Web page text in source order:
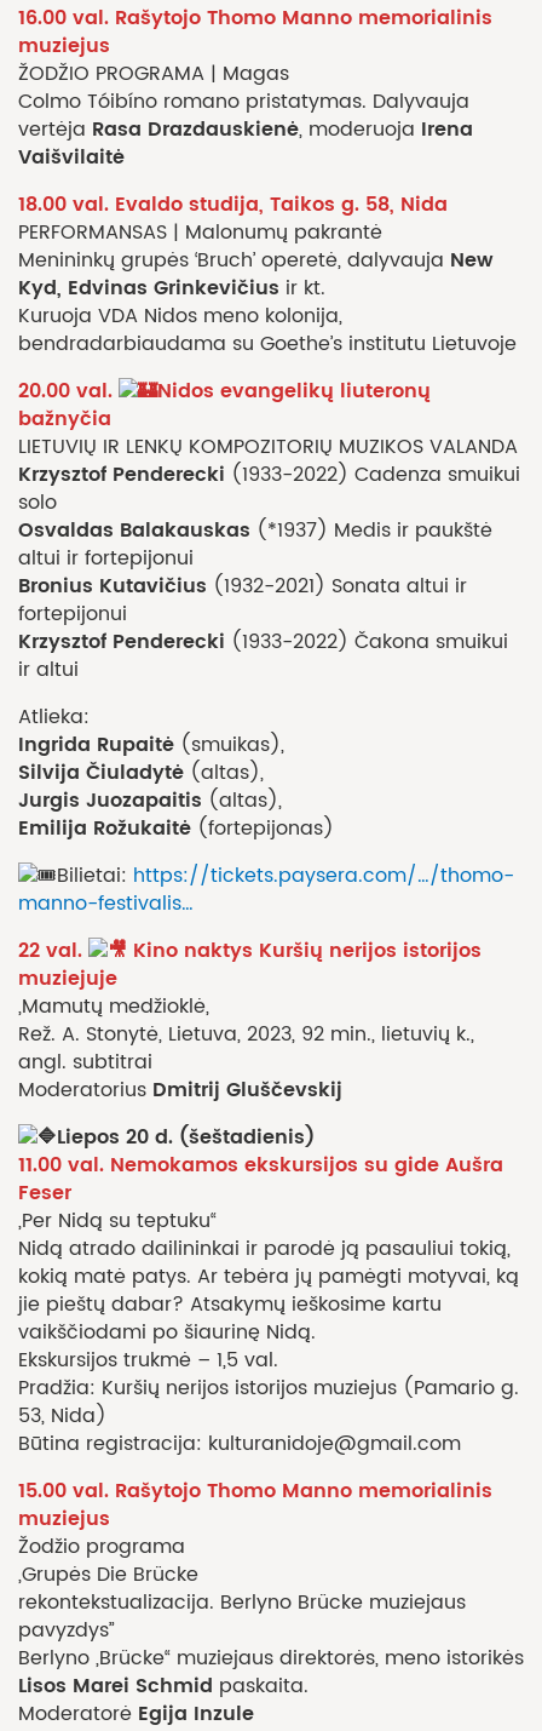
16.00 val. Rašytojo Thomo Manno memorialinis
muziejus
ŽODŽIO PROGRAMA | Magas
Colmo Tóibíno romano pristatymas. Dalyvauja
vertėja Rasa Drazdauskienė, moderuoja Irena
Vaišvilaitė
18.00 val. Evaldo studija, Taikos g. 58, Nida
PERFORMANSAS | Malonumų pakrantė
Menininkų grupės ‘Bruch’ operetė, dalyvauja New
Kyd, Edvinas Grinkevičius ir kt.
Kuruoja VDA Nidos meno kolonija,
bendradarbiaudama su Goethe’s institutu Lietuvoje
20.00 val.
Nidos evangelikų liuteronų
bažnyčia
LIETUVIŲ IR LENKŲ KOMPOZITORIŲ MUZIKOS VALANDA
Krzysztof Penderecki (1933-2022) Cadenza smuikui
solo
Osvaldas Balakauskas (*1937) Medis ir paukštė
altui ir fortepijonui
Bronius Kutavičius (1932-2021) Sonata altui ir
fortepijonui
Krzysztof Penderecki (1933-2022) Čakona smuikui
ir altui
Atlieka:
Ingrida Rupaitė (smuikas),
Silvija Čiuladytė (altas),
Jurgis Juozapaitis (altas),
Emilija Rožukaitė (fortepijonas)
Bilietai: https://tickets.paysera.com/…/thomo-
manno-festivalis…
22 val.
Kino naktys Kuršių nerijos istorijos
muziejuje
„Mamutų medžioklė„
Rež. A. Stonytė, Lietuva, 2023, 92 min., lietuvių k.,
angl. subtitrai
Moderatorius Dmitrij Gluščevskij
Liepos 20 d. (šeštadienis)
11.00 val. Nemokamos ekskursijos su gide Aušra
Feser
„Per Nidą su teptuku“
Nidą atrado dailininkai ir parodė ją pasauliui tokią,
kokią matė patys. Ar tebėra jų pamėgti motyvai, ką
jie pieštų dabar? Atsakymų ieškosime kartu
vaikščiodami po šiaurinę Nidą.
Ekskursijos trukmė – 1,5 val.
Pradžia: Kuršių nerijos istorijos muziejus (Pamario g.
53, Nida)
Būtina registracija: kulturanidoje@gmail.com
15.00 val. Rašytojo Thomo Manno memorialinis
muziejus
Žodžio programa
„Grupės Die Brücke
rekontekstualizacija. Berlyno Brücke muziejaus
pavyzdys”
Berlyno „Brücke“ muziejaus direktorės, meno istorikės
Lisos Marei Schmid paskaita.
Moderatorė Egija Inzule